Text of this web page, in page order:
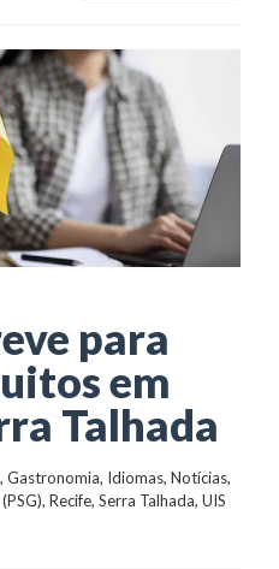
para
em
Talhada
, Gastronomia, Idiomas, Notícias
, Recife, Serra Talhada, UIS